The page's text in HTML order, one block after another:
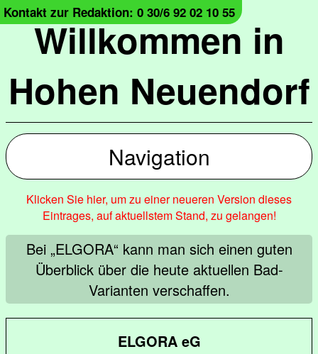
Willkommen in
Hohen Neuendorf
Kontakt zur Redaktion: 0 30/6 92 02 10 55
Navigation
Klicken Sie hier, um zu einer neueren Version dieses
Eintrages, auf aktuellstem Stand, zu gelangen!
Bei „ELGORA“ kann man sich einen guten
Überblick über die heute aktuellen Bad-
Varianten verschaffen.
ELGORA eG